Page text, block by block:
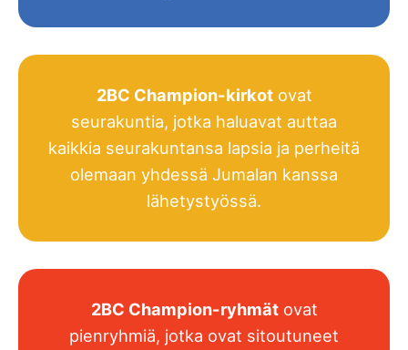
2BC Champion-kirkotovat
seurakuntia, jotka haluavat auttaa
kaikkia seurakuntansa lapsia ja perheitä
olemaan yhdessä Jumalan kanssa
lähetystyössä.
2BC Champion-ryhmätovat
pienryhmiä, jotka ovat sitoutuneet